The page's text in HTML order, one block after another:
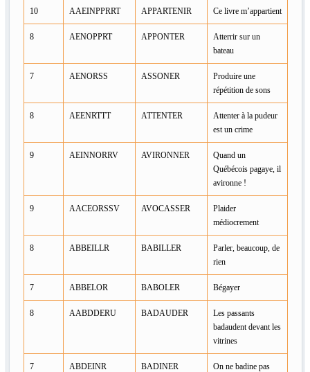
10 AAEINPPRRT APPARTENIR Ce livre m’appartient
8 AENOPPRT APPONTER
Atterrir sur un
bateau
7 AENORSS ASSONER
Produire une
répétition de sons
8 AEENRTTT ATTENTER
Attenter à la pudeur
est un crime
9 AEINNORRV AVIRONNER
Quand un
Québécois pagaye, il
avironne !
9 AACEORSSV AVOCASSER
Plaider
médiocrement
8 ABBEILLR BABILLER
Parler, beaucoup, de
rien
7 ABBELOR BABOLER Bégayer
8 AABDDERU BADAUDER
Les passants
badaudent devant les
vitrines
7 ABDEINR BADINER
On ne badine pas